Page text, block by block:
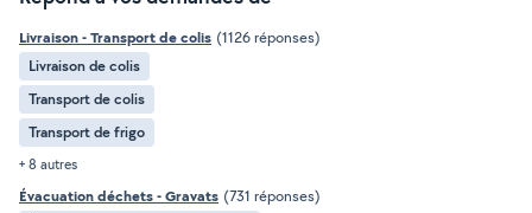
Livraison - Transport de colis (1126 réponses)
Livraison de colis
Transport de colis
Transport de frigo
+ 8 autres
Évacuation déchets - Gravats (731 réponses)